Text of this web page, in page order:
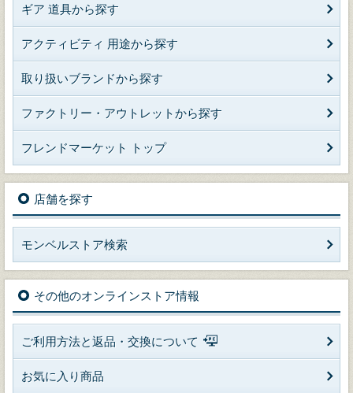
ギア 道具から探す
アクティビティ 用途から探す
取り扱いブランドから探す
ファクトリー・アウトレットから探す
フレンドマーケット トップ
店舗を探す
モンベルストア検索
その他のオンラインストア情報
ご利用方法と返品・交換について
お気に入り商品